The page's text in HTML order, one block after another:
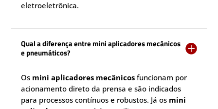
eletroeletrônica.
Qual a diferença entre mini aplicadores mecânicos
e pneumáticos?

Os mini aplicadores mecânicos funcionam por
acionamento direto da prensa e são indicados
para processos contínuos e robustos. Já os mini